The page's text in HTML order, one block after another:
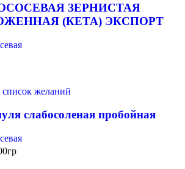
ЗЕРНИСТАЯ
(КЕТА) ЭКСПОРТ
список желаний
слабосоленая пробойная